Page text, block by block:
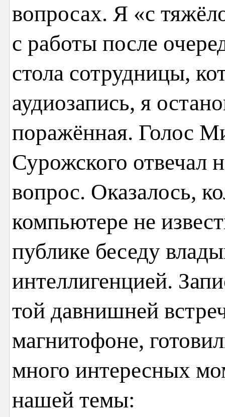
вопросах. Я «с
с работы после
стола сотрудницы,
аудиозапись, я
поражённая. Голос
Сурожского отвечал
вопрос. Оказалось,
компьютере не
публике беседу
интеллигенцией.
той давнишней
магнитофоне,
много интересных
нашей темы: